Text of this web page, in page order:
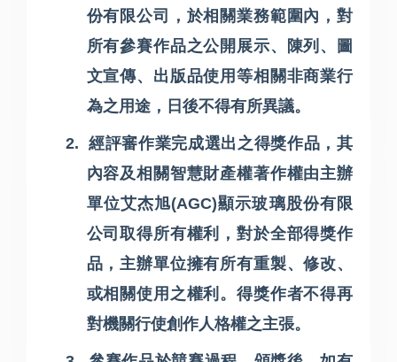
份有限公司，於相關業務範圍內，對
所有參賽作品之公開展示、陳列、圖
文宣傳、出版品使用等相關非商業行
為之用途，日後不得有所異議。
2.
經評審作業完成選出之得獎作品，其
內容及相關智慧財產權著作權由主辦
單位艾杰旭(AGC)顯示玻璃股份有限
公司取得所有權利，對於全部得獎作
品，主辦單位擁有所有重製、修改、
或相關使用之權利。得獎作者不得再
對機關行使創作人格權之主張。